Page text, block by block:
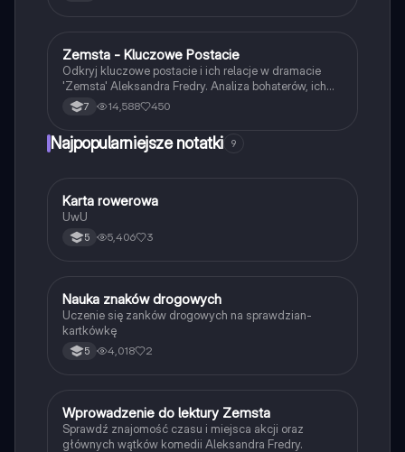
Język polski
Zemsta - Kluczowe Postacie
Odkryj kluczowe postacie i ich relacje w dramacie
'Zemsta' Aleksandra Fredry. Analiza bohaterów, ich
cech oraz kontekstu historycznego akcji. Idealne dla
uczniów przygotowujących się do lekcji lub
7 14,588 450
Najpopularniejsze notatki 9
KTechnika
Karta rowerowa
UwU
5 5,406 3
NTechnika
Nauka znaków drogowych
Uczenie się zanków drogowych na sprawdzian-
kartkówkę
5 4,018 2
WJęzyk polski
Wprowadzenie do lektury Zemsta
Sprawdź znajomość czasu i miejsca akcji oraz
głównych wątków komedii Aleksandra Fredry.